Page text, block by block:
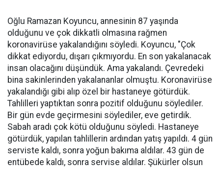
Oğlu Ramazan Koyuncu, annesinin 87 yaşında
olduğunu ve çok dikkatli olmasına rağmen
koronavirüse yakalandığını söyledi. Koyuncu, "Çok
dikkat ediyordu, dışarı çıkmıyordu. En son yakalanacak
insan olacağını düşündük. Ama yakalandı. Çevredeki
bina sakinlerinden yakalananlar olmuştu. Koronavirüse
yakalandığı gibi alıp özel bir hastaneye götürdük.
Tahlilleri yaptıktan sonra pozitif olduğunu söylediler.
Bir gün evde geçirmesini söylediler, eve getirdik.
Sabah aradı çok kötü olduğunu söyledi. Hastaneye
götürdük, yapılan tahlillerin ardından yatış yapıldı. 4 gün
serviste kaldı, sonra yoğun bakıma aldılar. 43 gün de
entübede kaldı, sonra servise aldılar. Şükürler olsun